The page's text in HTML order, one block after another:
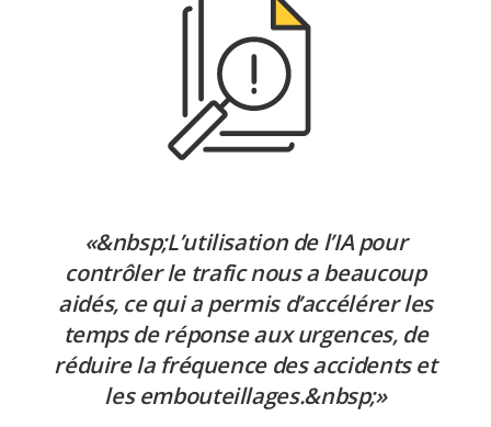
«&nbsp;L’utilisation de l’IA pour
contrôler le trafic nous a beaucoup
aidés, ce qui a permis d’accélérer les
temps de réponse aux urgences, de
réduire la fréquence des accidents et
les embouteillages.&nbsp;»